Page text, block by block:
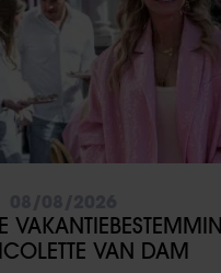
VAN DAM